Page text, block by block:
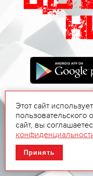
Этот сайт
пользовательского
сайт, вы
Принять